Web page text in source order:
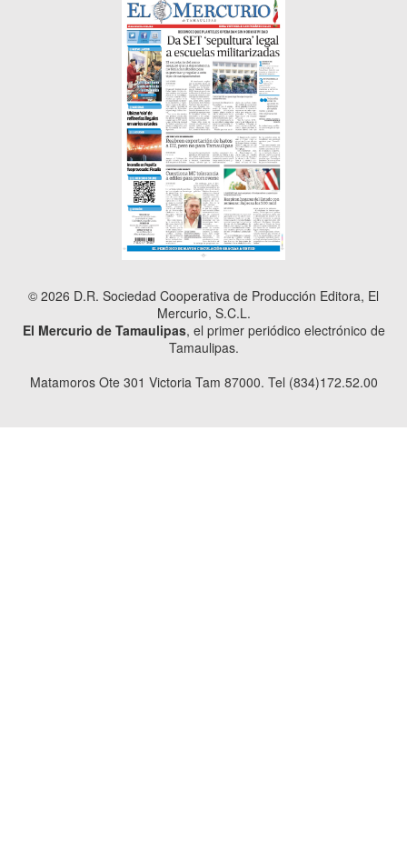
© 2026 D.R. Sociedad Cooperativa de Producción Editora, El
Mercurio, S.C.L.
El Mercurio de Tamaulipas, el primer periódico electrónico de
Tamaulipas.
Matamoros Ote 301 Victoria Tam 87000. Tel (834)172.52.00